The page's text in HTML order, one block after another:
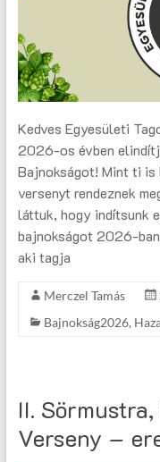
Kedves Egyesületi
2026-os évben
Bajnokságot! Mint ti
versenyt rendeznek
láttuk, hogy indítsunk
bajnokságot 2026-
aki tagja
Merczel Tamás
Bajnokság2026,
II.
Verseny –